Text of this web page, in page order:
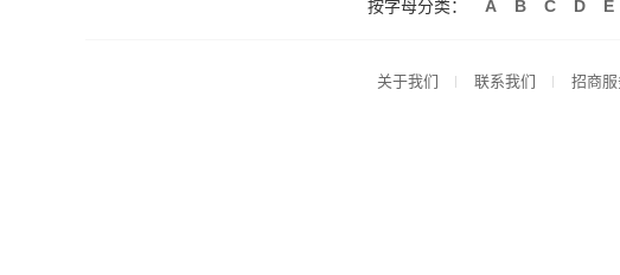
按字母分类： A B C D E
关于我们 联系我们 招商